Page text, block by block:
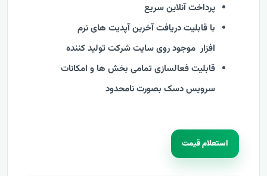
پرداخت آنلاین سریع
با قابلیت دریافت آخرین آپدیت های نرم
افزار موجود روی سایت شرکت تولید کننده
قابلیت فعالسازی تمامی بخش ها و امکانات
سرویس دسک بصورت نامحدود
استعلام قیمت